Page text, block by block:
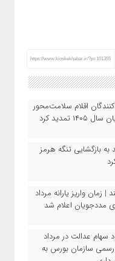
https://www.kioskekhabar.ir/?p=101355
اقلام سلامت‌محور
تمدید کرد
امید به بازگشایی تنگه هرمز
| زمان واریز یارانه مرداد
سود سهام عدالت در مرداد
رسمی سازمان بورس به